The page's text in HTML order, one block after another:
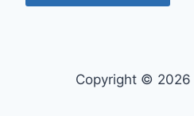
Copyright © 2026